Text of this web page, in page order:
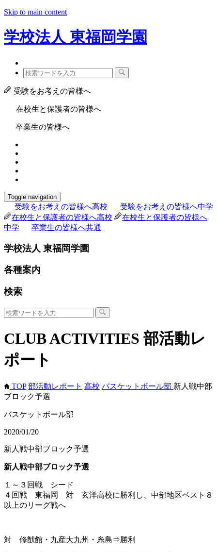
Skip to main content
学校法人 東福岡学園
受験をお考えの皆様へ
在校生と保護者の皆様へ
卒業生の皆様へ
Toggle navigation
受験をお考えの皆様へ高校 受験をお考えの皆様へ中学
在校生と保護者の皆様へ高校
在校生と保護者の皆様へ
中学
卒業生の皆様へ共通
学校法人 東福岡学園
各種案内
検索
CLUB ACTIVITIES 部活動レ
ポート
TOP 部活動レポート 高校 バスケットボール部 新人戦中部
ブロック予選
バスケットボール部
2020/01/20
新人戦中部ブロック予選
新人戦中部ブロック予選
１～３回戦 シード
４回戦 東福岡 対 玄洋高校に勝利し、中部地区ベスト８
以上のリーグ戦へ
対 修猷館・九産大九州・糸島⇒勝利